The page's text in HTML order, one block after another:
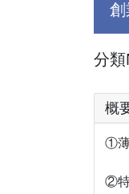
創
分
概
①薄
②特